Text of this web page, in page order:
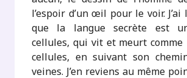
l’espoir d’un œil pour le voir. J’ai
que la langue secrète est
cellules, qui vit et meurt comme
cellules, en suivant son
veines. J’en reviens au même